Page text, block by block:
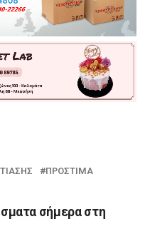
ΠΡΌΣΤΙΜΑ
σήμερα στη